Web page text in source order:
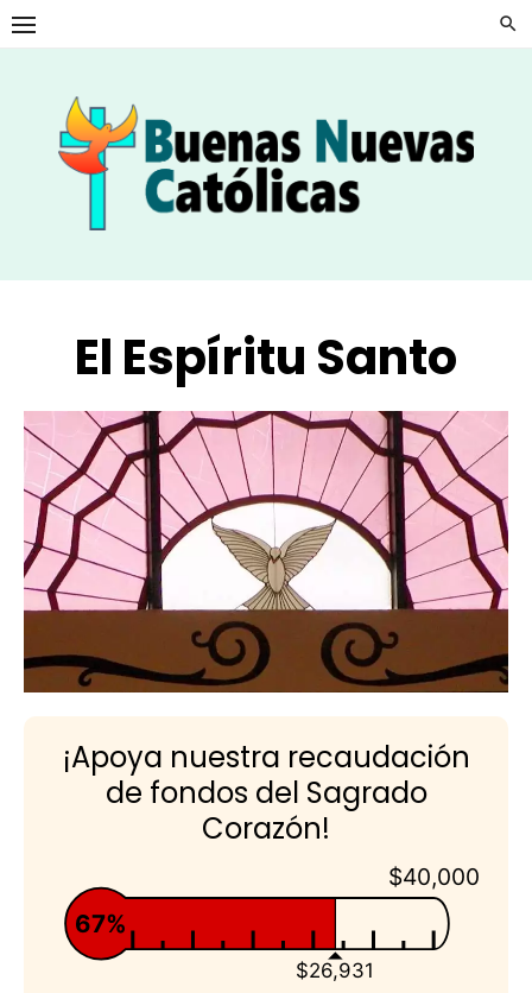
Skip
to
El Espíritu Santo
¡Apoya nuestra recaudación
de fondos del Sagrado
Corazón!
$40,000
$26,931
67%